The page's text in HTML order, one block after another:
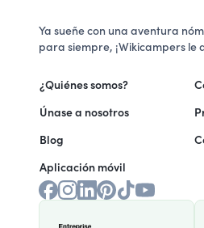
Ya sueñe con una aventura
para siempre, ¡Wikicampers le
¿Quiénes somos?
Únase a nosotros
Blog
Aplicación móvil